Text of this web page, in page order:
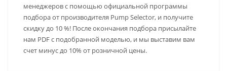
менеджеров с помощью официальной программы
подбора от производителя Pump Selector, и получите
скидку до 10 %! После окончания подбора присылайте
нам PDF с подобранной моделью, и мы выставим вам
счет минус до 10% от розничной цены.